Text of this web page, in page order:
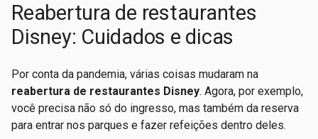
Reabertura de restaurantes
Disney: Cuidados e dicas
Por conta da pandemia, várias coisas mudaram na
reabertura de restaurantes Disney. Agora, por exemplo,
você precisa não só do ingresso, mas também da reserva
para entrar nos parques e fazer refeições dentro deles.